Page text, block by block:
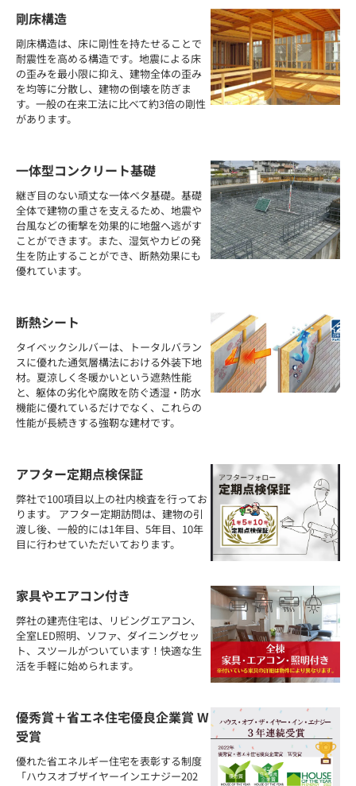
剛床構造
剛床構造は、床に剛性を持たせることで
耐震性を高める構造です。地震による床
の歪みを最小限に抑え、建物全体の歪み
を均等に分散し、建物の倒壊を防ぎま
す。一般の在来工法に比べて約3倍の剛性
があります。
一体型コンクリート基礎
継ぎ目のない頑丈な一体ベタ基礎。基礎
全体で建物の重さを支えるため、地震や
台風などの衝撃を効果的に地盤へ逃がす
ことができます。また、湿気やカビの発
生を防止することができ、断熱効果にも
優れています。
断熱シート
タイベックシルバーは、トータルバラン
スに優れた通気層構法における外装下地
材。夏涼しく冬暖かいという遮熱性能
と、躯体の劣化や腐敗を防ぐ透湿・防水
機能に優れているだけでなく、これらの
性能が長続きする強靭な建材です。
アフター定期点検保証
弊社で100項目以上の社内検査を行ってお
ります。 アフター定期訪問は、建物の引
渡し後、一般的には1年目、5年目、10年
目に行わせていただいております。
家具やエアコン付き
弊社の建売住宅は、リビングエアコン、
全室LED照明、ソファ、ダイニングセッ
ト、スツールがついています！快適な生
活を手軽に始められます。
優秀賞＋省エネ住宅優良企業賞 W
受賞
優れた省エネルギー住宅を表彰する制度
「ハウスオブザイヤーインエナジー202